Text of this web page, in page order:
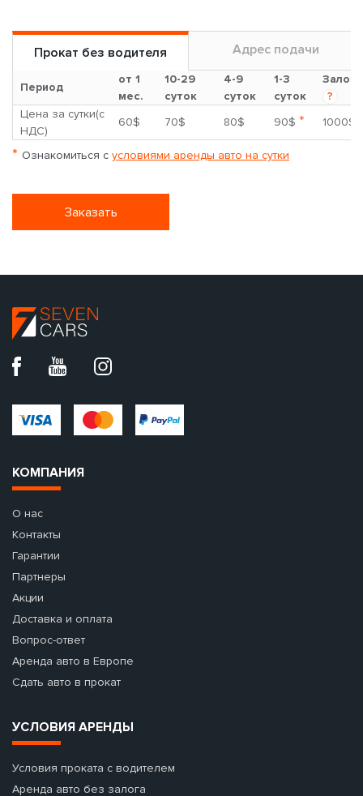
Прокат без водителя Адрес подачи
Период
от 1
мес.
10-29
суток
4-9
суток
1-3
суток
Залог
?
Цена за сутки(с
НДС)
60$ 70$ 80$ 90$ * 1000$
* Ознакомиться с условиями аренды авто на сутки
Заказать
КОМПАНИЯ
О нас
Контакты
Гарантии
Партнеры
Акции
Доставка и оплата
Вопрос-ответ
Аренда авто в Европе
Сдать авто в прокат
УСЛОВИЯ АРЕНДЫ
Условия проката с водителем
Аренда авто без залога